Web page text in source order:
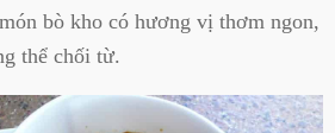
bò kho có hương vị thơm ngon,
thể chối từ.